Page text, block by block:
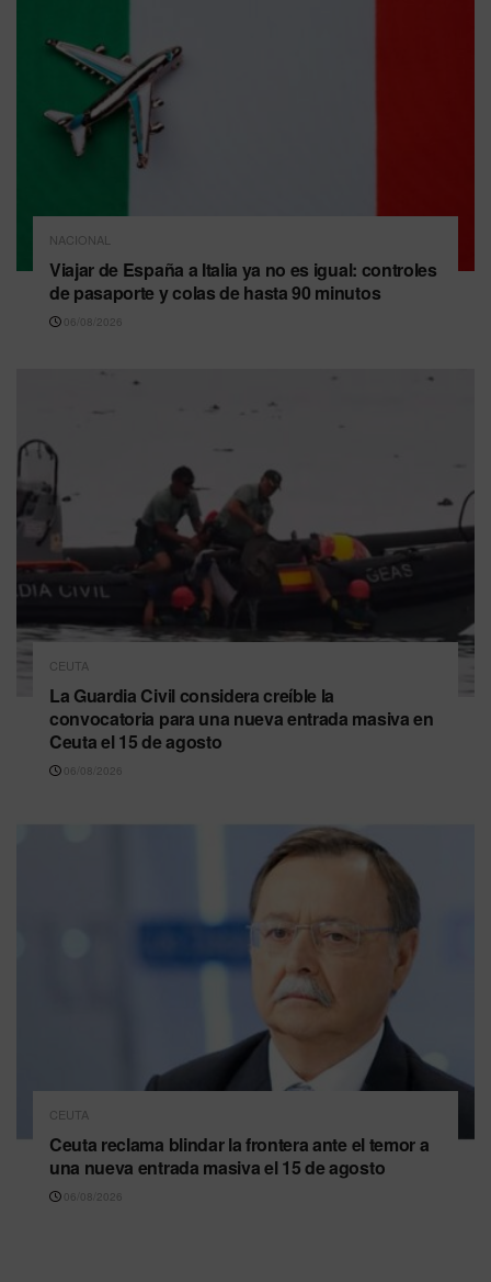
NACIONAL
Viajar de España a Italia ya no es igual: controles
de pasaporte y colas de hasta 90 minutos
06/08/2026
CEUTA
La Guardia Civil considera creíble la
convocatoria para una nueva entrada masiva en
Ceuta el 15 de agosto
06/08/2026
CEUTA
Ceuta reclama blindar la frontera ante el temor a
una nueva entrada masiva el 15 de agosto
06/08/2026